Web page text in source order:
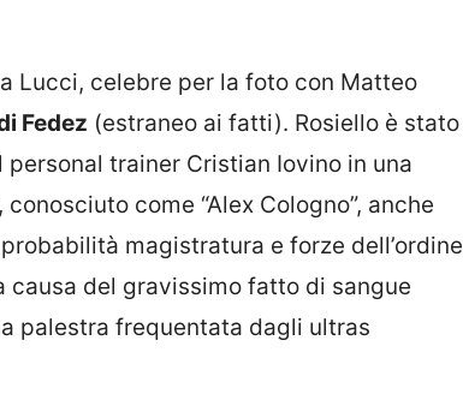
Lucci, celebre per la foto con Matteo
Fedez (estraneo ai fatti). Rosiello è stato
trainer Cristian Iovino in una
come “Alex Cologno”, anche
magistratura e forze dell’ordine
causa del gravissimo fatto di sangue
palestra frequentata dagli ultras